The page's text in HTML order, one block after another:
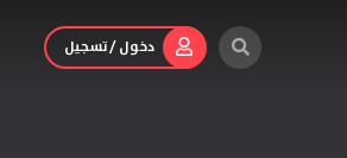
دخول / تسجيل